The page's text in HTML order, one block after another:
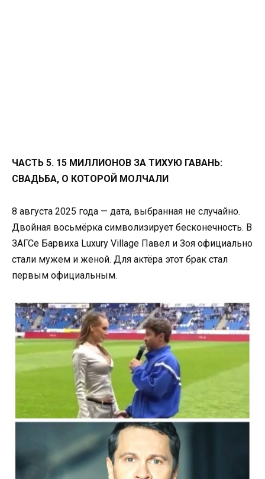
ЧАСТЬ 5. 15 МИЛЛИОНОВ ЗА ТИХУЮ ГАВАНЬ:
СВАДЬБА, О КОТОРОЙ МОЛЧАЛИ
8 августа 2025 года — дата, выбранная не случайно.
Двойная восьмёрка символизирует бесконечность. В
ЗАГСе Барвиха Luxury Village Павел и Зоя официально
стали мужем и женой. Для актёра этот брак стал
первым официальным.